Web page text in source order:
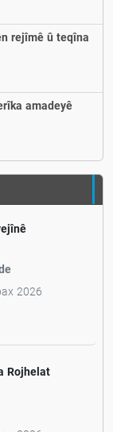
rejîmê û teqîna
amadeyê
2026
Rojhelat